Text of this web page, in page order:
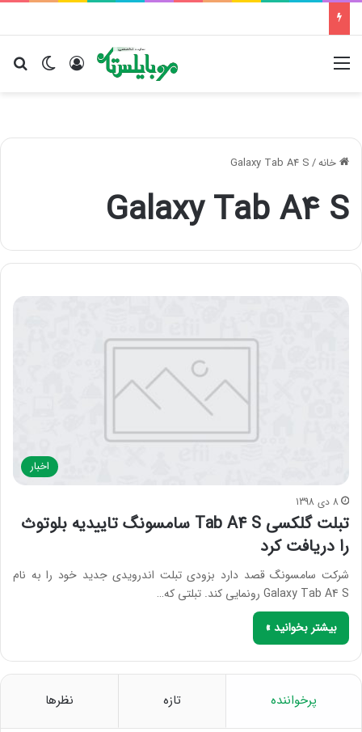
تغییر ورود
خانه/
Galaxy Tab A4 S
Galaxy Tab A4 S
اخبار
8 دی 1398
تبلت گلکسی Tab A4 S سامسونگ تاییدیه بلوتوث
را دریافت کرد
شرکت سامسونگ قصد دارد بزودی تبلت اندرویدی جدید خود را به نام
Galaxy Tab A4 S رونمایی کند. تبلتی که…
بیشتر بخوانید »
پرخواننده تازه نظرها